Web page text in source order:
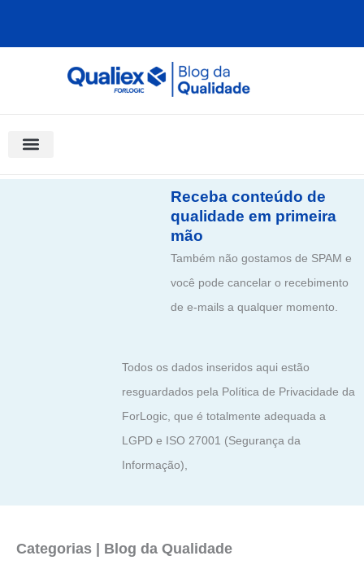
Receba conteúdo de
qualidade em primeira
mão
Também não gostamos de SPAM e
você pode cancelar o recebimento
de e-mails a qualquer momento.
Todos os dados inseridos aqui estão
resguardados pela Política de Privacidade da
ForLogic, que é totalmente adequada a
LGPD e ISO 27001 (Segurança da
Informação),
Categorias | Blog da Qualidade